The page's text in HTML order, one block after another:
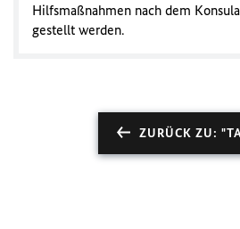
Hilfsmaßnahmen nach dem
gestellt werden.
ZURÜCK ZU: